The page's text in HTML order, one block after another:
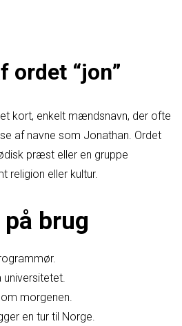
ordet “jon”
kort, enkelt mændsnavn, der ofte
af navne som Jonathan. Ordet
præst eller en gruppe
religion eller kultur.
brug
morgenen.
en tur til Norge.